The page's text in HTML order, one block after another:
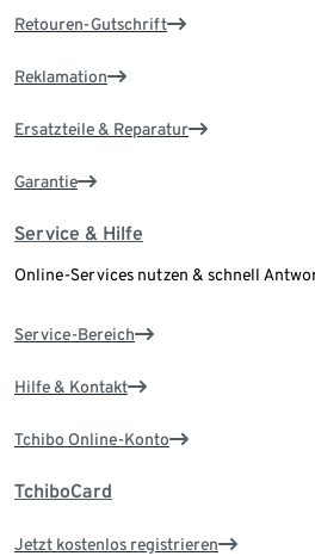
Retouren-Gutschrift
Reklamation
Ersatzteile & Reparatur
Garantie
Service & Hilfe
Online-Services nutzen & schnell
Service-Bereich
Hilfe & Kontakt
Tchibo Online-Konto
TchiboCard
Jetzt kostenlos registrieren